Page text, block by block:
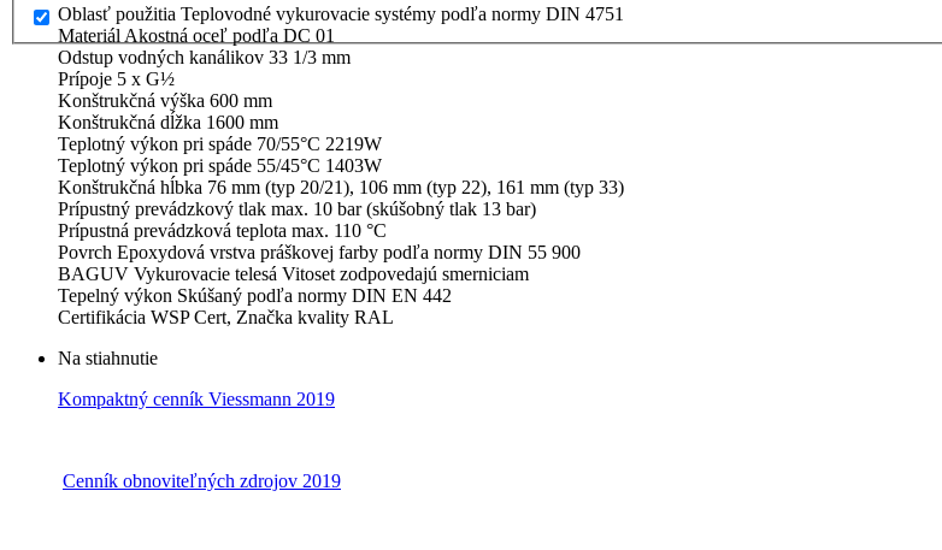
Oblasť použitia Teplovodné vykurovacie systémy podľa normy DIN 4751
Materiál Akostná oceľ podľa DC 01
Odstup vodných kanálikov 33 1/3 mm
Prípoje 5 x G½
Konštrukčná výška 600 mm
Konštrukčná dĺžka 1600 mm
Teplotný výkon pri spáde 70/55°C 2219W
Teplotný výkon pri spáde 55/45°C 1403W
Konštrukčná hĺbka 76 mm (typ 20/21), 106 mm (typ 22), 161 mm (typ 33)
Prípustný prevádzkový tlak max. 10 bar (skúšobný tlak 13 bar)
Prípustná prevádzková teplota max. 110 °C
Povrch Epoxydová vrstva práškovej farby podľa normy DIN 55 900
BAGUV Vykurovacie telesá Vitoset zodpovedajú smerniciam
Tepelný výkon Skúšaný podľa normy DIN EN 442
Certifikácia WSP Cert, Značka kvality RAL
Na stiahnutie
Kompaktný cenník Viessmann 2019
Cenník obnoviteľných zdrojov 2019